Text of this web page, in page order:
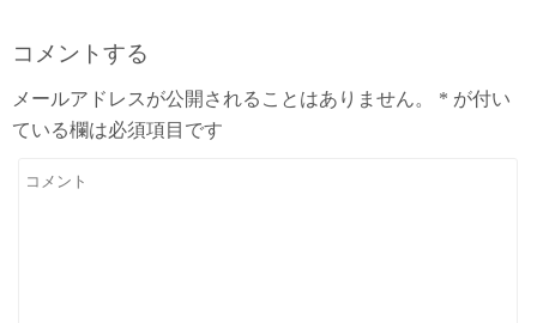
コメントする
メールアドレスが公開されることはありません。 * が付い
ている欄は必須項目です